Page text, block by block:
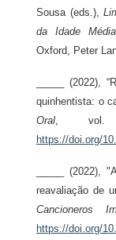
Sousa (eds.),
da Idade Média
Oxford, Peter
_____ (2022),
quinhentista: o
Oral, vol.
https://doi.org/
_____ (2022),
reavaliação de
Cancioneros
https://doi.org/